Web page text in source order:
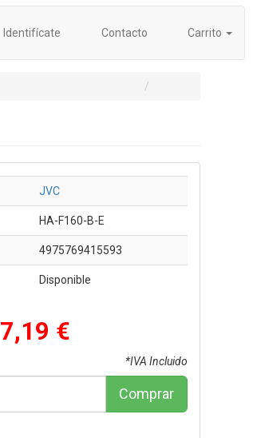
Identifícate Contacto Carrito
JVC
HA-F160-B-E
4975769415593
Disponible
7,19 €
*IVA Incluido
Comprar